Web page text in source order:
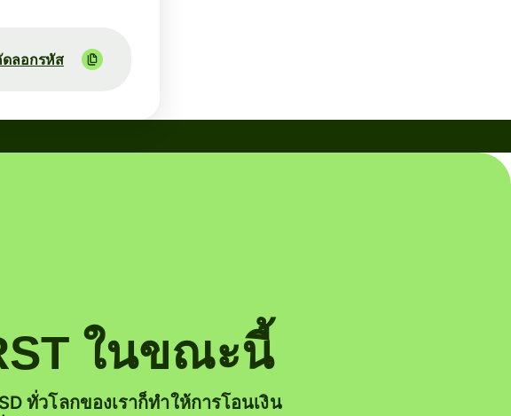
ลอกรหัส
ในขณะนี้
ทั่วโลกของเราก็ทำให้การโอนเงิน